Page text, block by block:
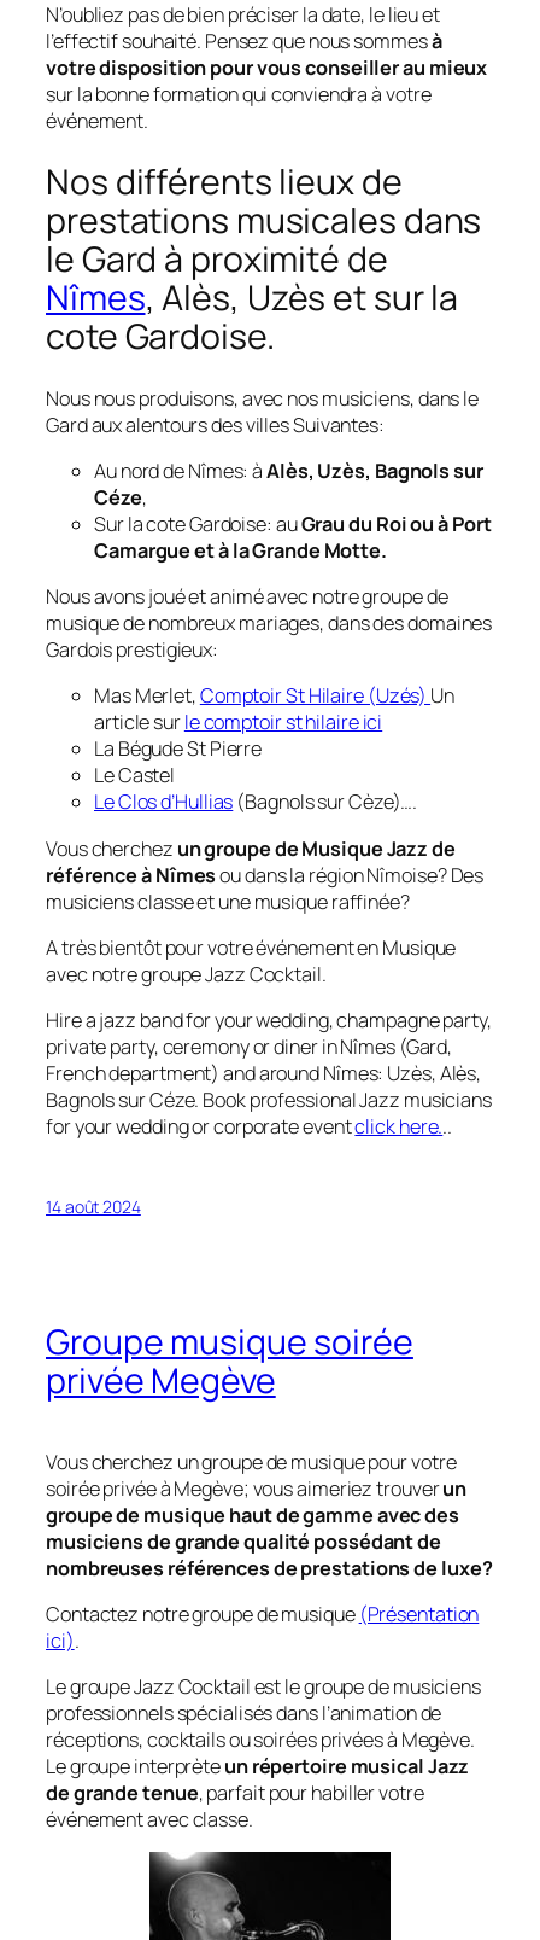
N’oubliez pas de bien préciser la date, le lieu et
l’effectif souhaité. Pensez que nous sommesà
votre disposition pour vous conseiller au mieux
sur la bonne formation qui conviendra à votre
événement.
Nos différents lieux de
prestations musicales dans
le Gard à proximité de
Nîmes, Alès, Uzès et sur la
cote Gardoise.
Nous nous produisons, avec nos musiciens, dans le
Gard aux alentours des villes Suivantes:
Au nord de Nîmes: àAlès, Uzès, Bagnols sur
Céze,
Sur la cote Gardoise: auGrau du Roi ou à Port
Camargue et à la Grande Motte.
Nous avons joué et animé avec notre groupe de
musique de nombreux mariages, dans des domaines
Gardois prestigieux:
Mas Merlet,Comptoir St Hilaire (Uzés) Un
article surle comptoir st hilaire ici
La Bégude St Pierre
Le Castel
Le Clos d’Hullias (Bagnols sur Cèze)….
Vous cherchez un groupe de Musique Jazz de
référence à Nîmesou dans la région Nîmoise? Des
musiciens classe et une musique raffinée?
A très bientôt pour votre événement en Musique
avec notre groupe Jazz Cocktail.
Hire a jazz band for your wedding, champagne party,
private party, ceremony or diner in Nîmes (Gard,
French department) and around Nîmes: Uzès, Alès,
Bagnols sur Céze. Book professional Jazz musicians
for your wedding or corporate eventclick here...
14 août 2024
Groupe musique soirée
privée Megève
Vous cherchez un groupe de musique pour votre
soirée privée à Megève; vous aimeriez trouverun
groupe de musique haut de gamme avec des
musiciens de grande qualité possédant de
nombreuses références de prestations de luxe?
Contactez notre groupe de musique (Présentation
ici).
Le groupe Jazz Cocktail est le groupe de musiciens
professionnels spécialisés dans l’animation de
réceptions, cocktails ou soirées privées à Megève.
Le groupe interprèteun répertoire musical Jazz
de grande tenue, parfait pour habiller votre
événement avec classe.